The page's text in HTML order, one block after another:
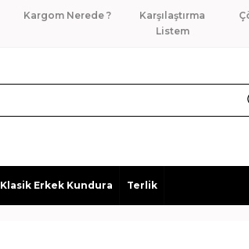
Kargom Nerede ?
Karşılaştırma
Listem
Klasik Erkek Kundura Terlik